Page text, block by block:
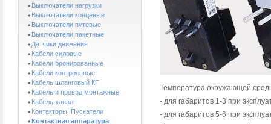
Выключатели нагрузки
Выключатели концевые
Выключатели путевые
Выключатели пакетные
Датчики движения
Кабели силовые
Кабели бронированные
Кабели контрольные
Кабель шланговый КГ
Кабель и провод монтажные
Кабель-канал
Контакторы. Пускатели
Контактная аппаратура
Температура окружающей
- для габаритов 1-3 при
- для габаритов 5-6 при